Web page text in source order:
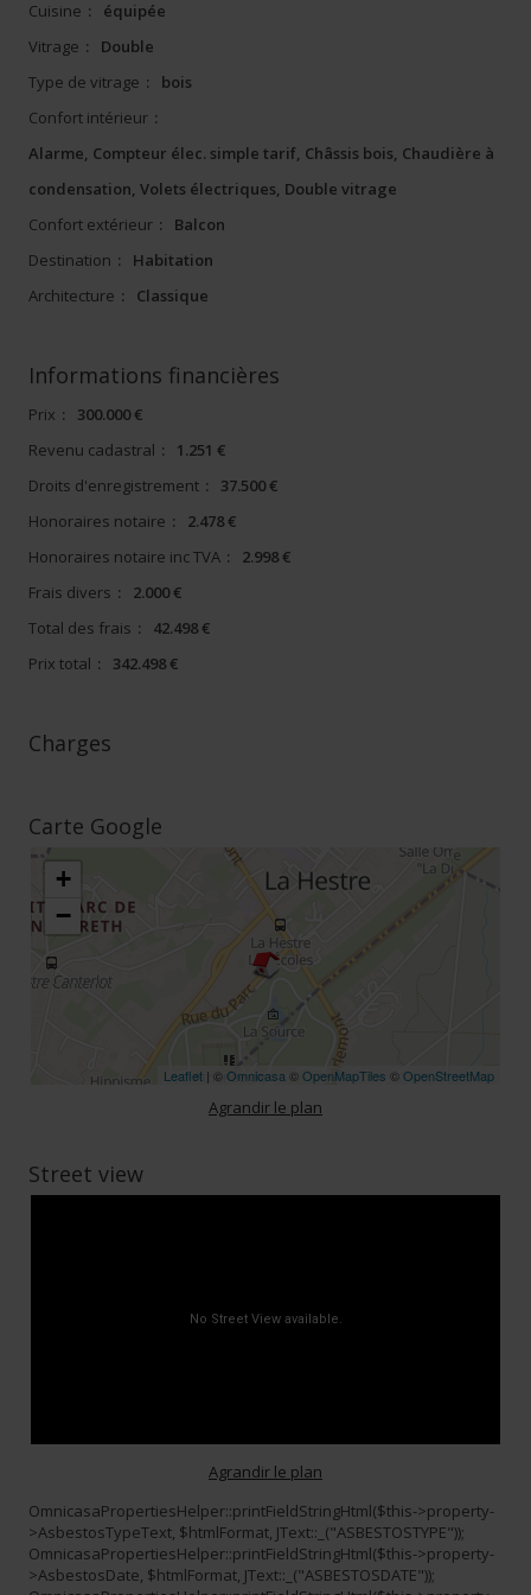
Cuisine :
équipée
Vitrage :
Double
Type de vitrage :
bois
Confort intérieur :
Alarme, Compteur élec. simple tarif, Châssis bois, Chaudière à
condensation, Volets électriques, Double vitrage
Confort extérieur :
Balcon
Destination :
Habitation
Architecture : Classique
Informations financières
Prix :
300.000 €
Revenu cadastral :
1.251 €
Droits d'enregistrement :
37.500 €
Honoraires notaire :
2.478 €
Honoraires notaire inc TVA :
2.998 €
Frais divers :
2.000 €
Total des frais :
42.498 €
Prix total : 342.498 €
Charges
Carte Google
+
−
Leaflet| ©Omnicasa ©OpenMapTiles ©OpenStreetMap
Agrandir le plan
Street view
Agrandir le plan
OmnicasaPropertiesHelper::printFieldStringHtml($this->property-
>AsbestosTypeText, $htmlFormat, JText::_("ASBESTOSTYPE"));
OmnicasaPropertiesHelper::printFieldStringHtml($this->property-
>AsbestosDate, $htmlFormat, JText::_("ASBESTOSDATE"));